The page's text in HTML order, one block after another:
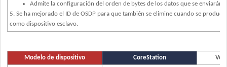
Admite la configuración del orden de bytes de los datos que se enviarán a
5. Se ha mejorado el ID de OSDP para que también se elimine cuando se
como dispositivo esclavo.
Modelo de dispositivo CoreStation